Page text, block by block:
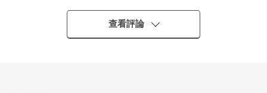
▼Mansion的特徴
・RC造8樓核算的2樓部分，48戶總戶數的管理良好的房屋
・防盜門·電梯aride設備充實
查看評論